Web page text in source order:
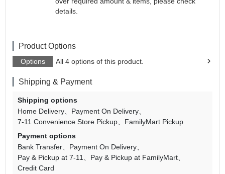
details.
Product Options
Options All 4 options of this product.
Shipping & Payment
Shipping options
Home Delivery
Payment On Delivery
7-11 Convenience Store Pickup
FamilyMart Pickup
Payment options
Bank Transfer
Payment On Delivery
Pay & Pickup at 7-11
Pay & Pickup at FamilyMart
Credit Card